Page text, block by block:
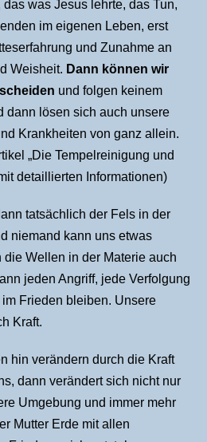
was Jesus lehrte, das Tun,
im eigenen Leben, erst
und Zunahme an
Weisheit. Dann können wir
und folgen keinem
dann lösen sich auch unsere
Krankheiten von ganz allein.
„Die Tempelreinigung und
detaillierten Informationen)
tatsächlich der Fels in der
niemand kann uns etwas
Wellen in der Materie auch
jeden Angriff, jede Verfolgung
Frieden bleiben. Unsere
Kraft.
hin verändern durch die Kraft
dann verändert sich nicht nur
Umgebung und immer mehr
Mutter Erde mit allen